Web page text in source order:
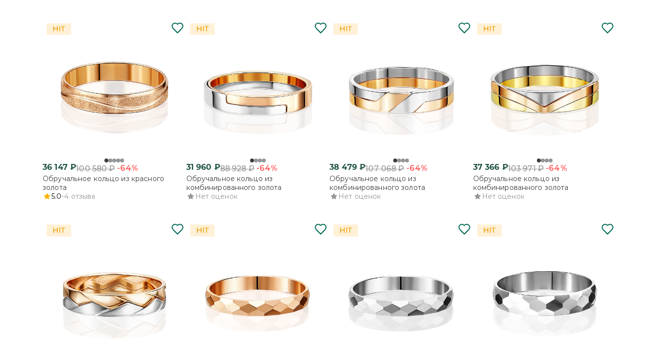
36 147₽100 580₽ -64%
Обручальное кольцо из красного
золота
5.0 4 отзыва
31 960 ₽88 928₽ -64%
Обручальное кольцо из
комбинированного золота
Нет оценок
38 479₽107 068₽ -64%
Обручальное кольцо из
комбинированного золота
Нет оценок
37 366 ₽103 971₽ -64%
Обручальное кольцо из
комбинированного золота
Нет оценок